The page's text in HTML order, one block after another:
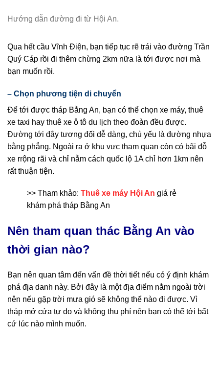
Hướng dẫn đường đi từ Hội An.
Qua hết cầu Vĩnh Điện, bạn tiếp tục rẽ trái vào đường Trần
Quý Cáp rồi đi thêm chừng 2km nữa là tới được nơi mà
bạn muốn rồi.
– Chọn phương tiện di chuyển
Để tới được tháp Bằng An, bạn có thể chọn xe máy, thuê
xe taxi hay thuê xe ô tô du lịch theo đoàn đều được.
Đường tới đây tương đối dễ dàng, chủ yếu là đường nhựa
bằng phẳng. Ngoài ra ở khu vực tham quan còn có bãi đỗ
xe rrộng rãi và chỉ nằm cách quốc lộ 1A chỉ hơn 1km nên
rất thuận tiện.
>> Tham khảo: Thuê xe máy Hội An giá rẻ
khám phá tháp Bằng An
Nên tham quan thác Bằng An vào
thời gian nào?
Bạn nên quan tâm đến vấn đề thời tiết nếu có ý định khám
phá địa danh này. Bởi đây là một địa điểm nằm ngoài trời
nên nếu gặp trời mưa gió sẽ không thể nào đi được. Vì
tháp mở cửa tự do và không thu phí nên bạn có thể tới bất
cứ lúc nào mình muốn.